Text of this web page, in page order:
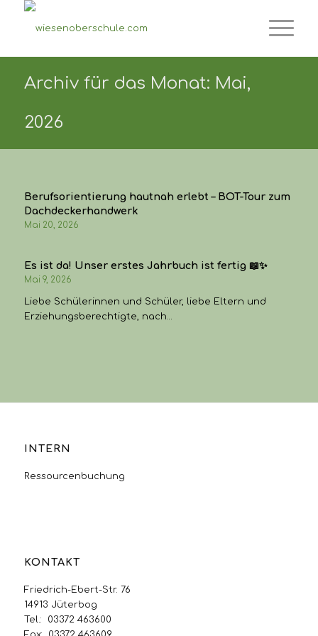
Archiv für das Monat: Mai,
2026
Berufsorientierung hautnah erlebt – BOT-Tour zum
Dachdeckerhandwerk
Mai 20, 2026
Es ist da! Unser erstes Jahrbuch ist fertig 📖✨
Mai 9, 2026
Liebe Schülerinnen und Schüler, liebe Eltern und
Erziehungsberechtigte, nach…
INTERN
Ressourcenbuchung
KONTAKT
Friedrich-Ebert-Str. 76
14913 Jüterbog
Tel.: 03372 463600